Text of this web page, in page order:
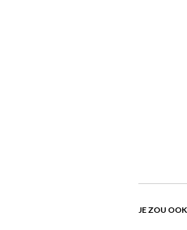
JE ZOU